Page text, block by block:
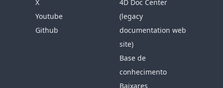
X
Youtube
Github
4D Doc Center
(legacy
documentation web
site)
Base de
conhecimento
Baixares